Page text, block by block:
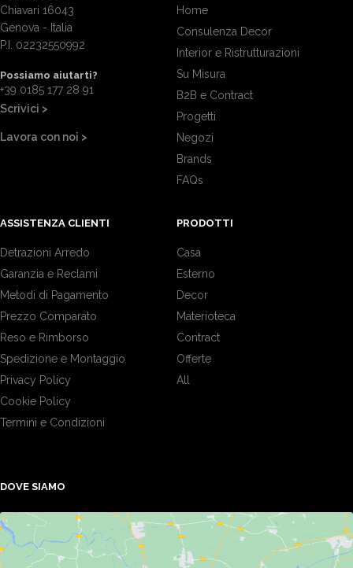
Chiavari 16043
Genova - Italia
P.I. 02232550992
Possiamo aiutarti?
+39 0185 177 28 91
Scrivici >
Lavora con noi >
Home
Consulenza Decor
Interior e Ristrutturazioni
Su Misura
B2B e Contract
Progetti
Negozi
Brands
FAQs
ASSISTENZA CLIENTI
Detrazioni Arredo
Garanzia e Reclami
Metodi di Pagamento
Prezzo Comparato
Reso e Rimborso
Spedizione e Montaggio
Privacy Policy
Cookie Policy
Termini e Condizioni
PRODOTTI
Casa
Esterno
Decor
Materioteca
Contract
Offerte
All
DOVE SIAMO